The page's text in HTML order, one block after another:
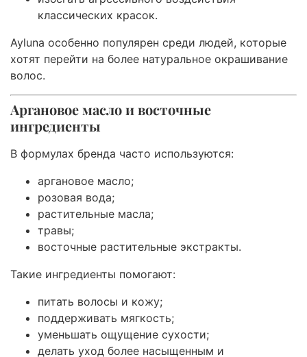
классических красок.
Ayluna особенно популярен среди людей, которые
хотят перейти на более натуральное окрашивание
волос.
Аргановое масло и восточные
ингредиенты
В формулах бренда часто используются:
аргановое масло;
розовая вода;
растительные масла;
травы;
восточные растительные экстракты.
Такие ингредиенты помогают:
питать волосы и кожу;
поддерживать мягкость;
уменьшать ощущение сухости;
делать уход более насыщенным и